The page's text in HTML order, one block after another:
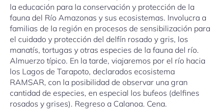
la educación para la conservación y protección de la
fauna del Río Amazonas y sus ecosistemas. Involucra a
familias de la región en procesos de sensibilización para
el cuidado y protección del delfín rosado y gris, los
manatís, tortugas y otras especies de la fauna del río.
Almuerzo típico. En la tarde, viajaremos por el río hacia
los Lagos de Tarapoto, declarados ecosistema
RAMSAR, con la posibilidad de observar una gran
cantidad de especies, en especial los bufeos (delfines
rosados y grises). Regreso a Calanoa. Cena.